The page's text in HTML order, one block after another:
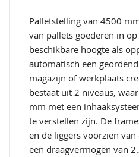
Palletstelling van 4500
van pallets goederen in
beschikbare hoogte als
automatisch een
magazijn of werkplaats
bestaat uit 2 niveaus,
mm met een
te verstellen zijn. De
en de liggers voorzien
een draagvermogen van